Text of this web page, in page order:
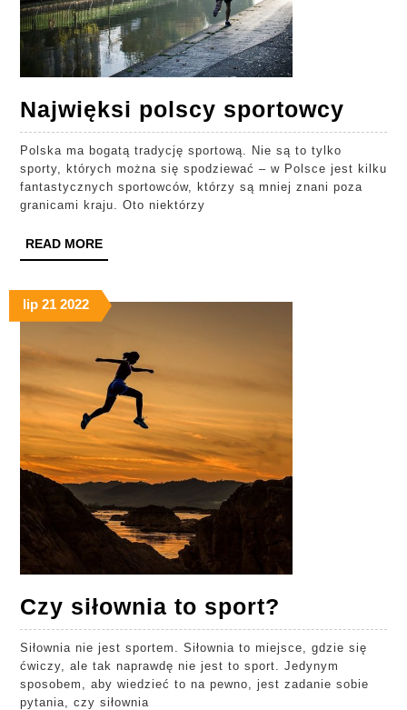
Najwięksi polscy sportowcy
Polska ma bogatą tradycję sportową. Nie są to tylko
sporty, których można się spodziewać – w Polsce jest kilku
fantastycznych sportowców, którzy są mniej znani poza
granicami kraju. Oto niektórzy
READ MOREREAD
MORE
lip 21 2022
Czy siłownia to sport?
siłownia
to
sport?
Siłownia nie jest sportem. Siłownia to miejsce, gdzie się
ćwiczy, ale tak naprawdę nie jest to sport. Jedynym
sposobem, aby wiedzieć to na pewno, jest zadanie sobie
pytania, czy siłownia